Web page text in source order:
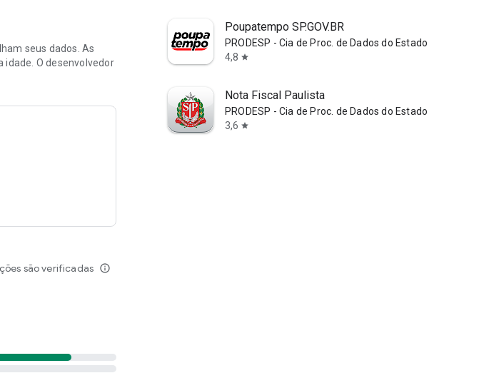
seus dados. As
idade. O desenvolvedor
são verificadas info_outline
Poupatempo SP.GOV.BR
PRODESP - Cia de Proc. de Dados do Estado de SP
4,8 star
Nota Fiscal Paulista
PRODESP - Cia de Proc. de Dados do Estado de SP
3,6 star